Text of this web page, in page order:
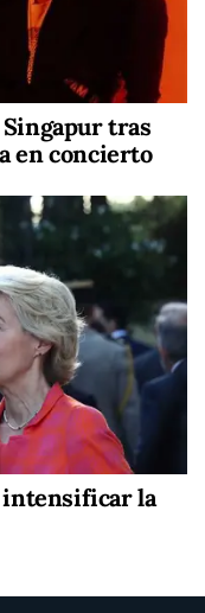
tras
en concierto
intensificar la